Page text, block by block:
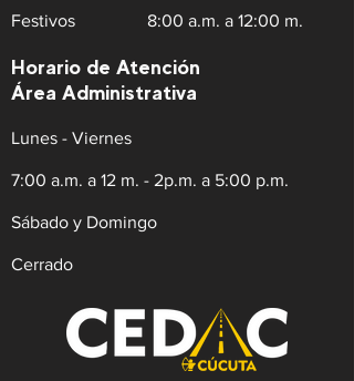
Festivos
8:00 a.m. a 12:00 m.
Horario de Atención
Área Administrativa
Lunes - Viernes
7:00 a.m. a 12 m. - 2p.m. a 5:00 p.m.
Sábado y Domingo
Cerrado